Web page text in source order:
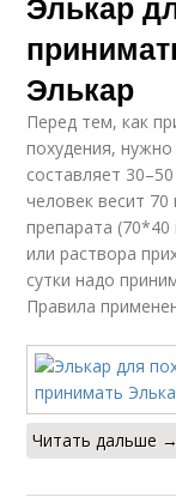
Элькар
Перед тем, как
похудения,
составляет
человек весит
препарата
или раствора
сутки надо
Правила
Читать дальше →